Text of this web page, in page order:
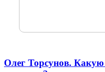
Олег Торсунов. Какую